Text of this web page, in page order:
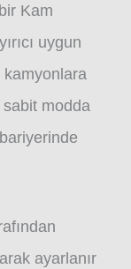
Kam
uygun
kamyonlara
modda
ayarlanır